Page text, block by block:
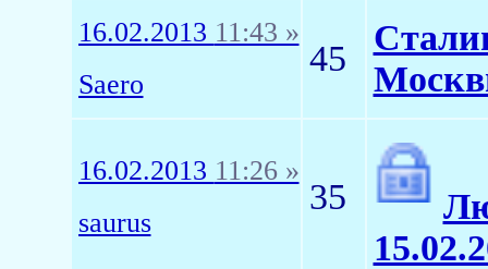
16.02.2013 11:43 »
Saero
45
16.02.2013 11:26 »
saurus
35